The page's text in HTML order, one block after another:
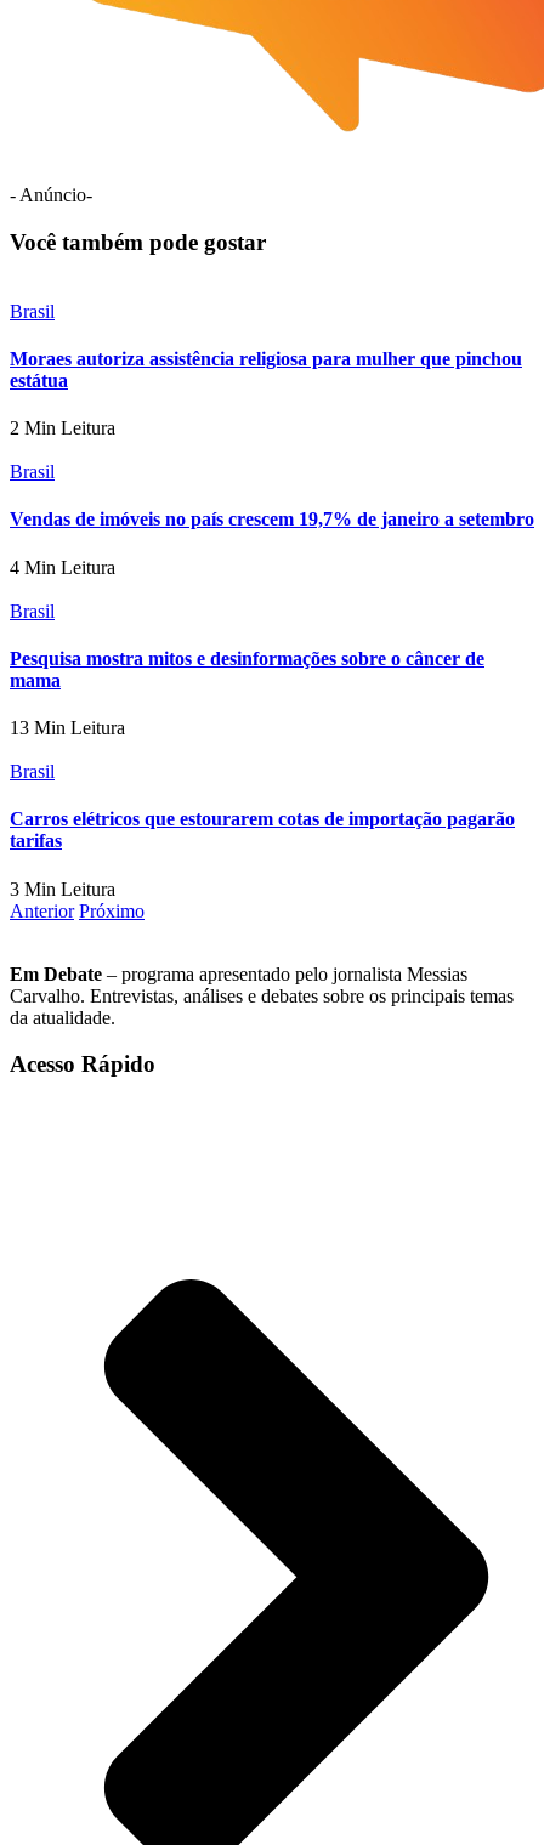
- Anúncio-
Você também pode gostar
Brasil
Moraes autoriza assistência religiosa para mulher que pinchou
estátua
2 Min Leitura
Brasil
Vendas de imóveis no país crescem 19,7% de janeiro a setembro
4 Min Leitura
Brasil
Pesquisa mostra mitos e desinformações sobre o câncer de
mama
13 Min Leitura
Brasil
Carros elétricos que estourarem cotas de importação pagarão
tarifas
3 Min Leitura
Anterior Próximo
Em Debate – programa apresentado pelo jornalista Messias
Carvalho. Entrevistas, análises e debates sobre os principais temas
da atualidade.
Acesso Rápido